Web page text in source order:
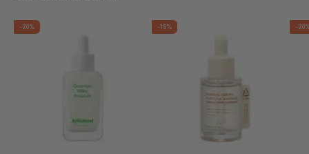
-20% -15% -